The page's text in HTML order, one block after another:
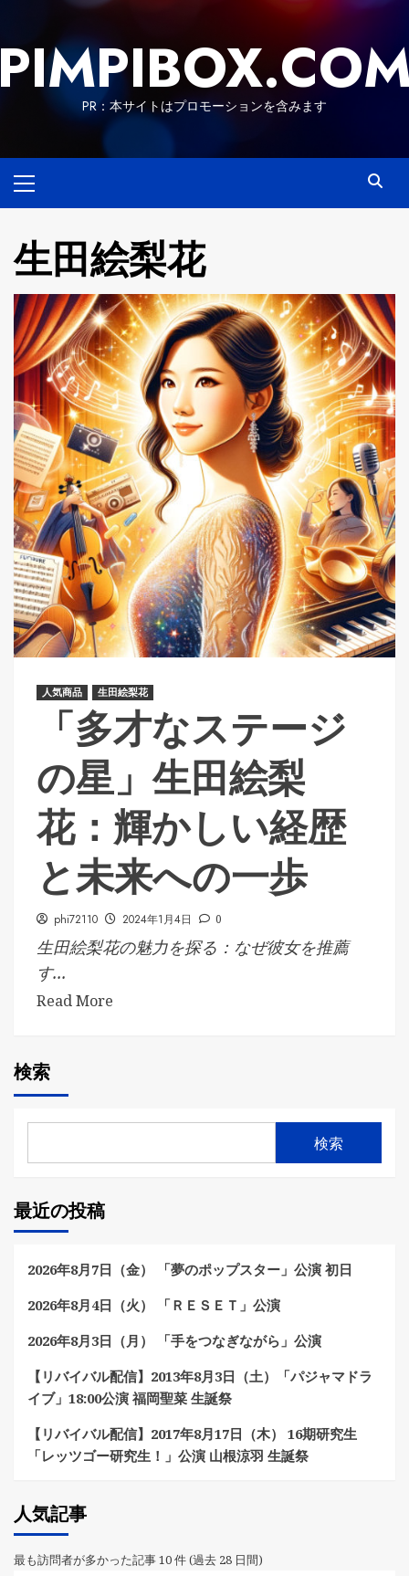
content
PR：本サイトはプロモーションを含みます
Menu
生田絵梨花
人気商品 生田絵梨花
「多才なステージ
の星」生田絵梨
花：輝かしい経歴
と未来への一歩
phi72110 2024年1月4日 0
生田絵梨花の魅力を探る：なぜ彼女を推薦
す...
Read More
検索
検索
最近の投稿
2026年8月7日（金） 「夢のポップスター」公演 初日
2026年8月4日（火） 「ＲＥＳＥＴ」公演
2026年8月3日（月） 「手をつなぎながら」公演
【リバイバル配信】2013年8月3日（土）「パジャマドラ
イブ」18:00公演 福岡聖菜 生誕祭
【リバイバル配信】2017年8月17日（木） 16期研究生
「レッツゴー研究生！」公演 山根涼羽 生誕祭
人気記事
最も訪問者が多かった記事 10 件 (過去 28 日間)